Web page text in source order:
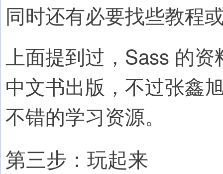
同时还有必要找些教程
上面提到过，Sass 的
中文书出版，不过张鑫
不错的学习资源。
第三步：玩起来